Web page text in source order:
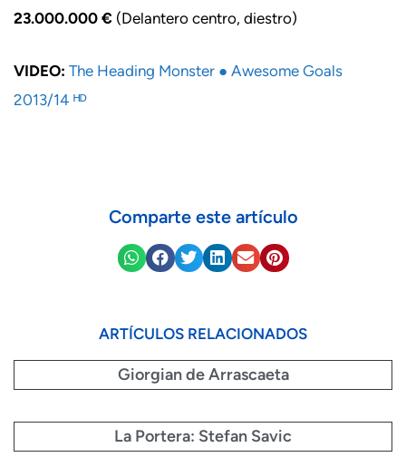
23.000.000 € (Delantero centro, diestro)
VIDEO: The Heading Monster ● Awesome Goals
2013/14 ᴴᴰ
Comparte este artículo
ARTÍCULOS RELACIONADOS
Giorgian de Arrascaeta
La Portera: Stefan Savic